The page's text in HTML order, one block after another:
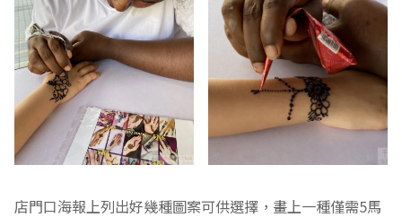
店門口海報上列出好幾種圖案可供選擇，畫上一種僅需5馬